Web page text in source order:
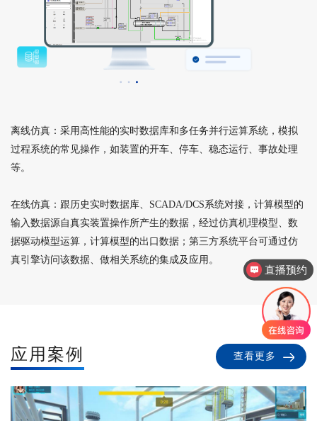
离线仿真：采用高性能的实时数据库和多任务并行运算系统，模拟
过程系统的常见操作，如装置的开车、停车、稳态运行、事故处理
等。
在线仿真：跟历史实时数据库、SCADA/DCS系统对接，计算模型的
输入数据源自真实装置操作所产生的数据，经过仿真机理模型、数
据驱动模型运算，计算模型的出口数据；第三方系统平台可通过仿
真引擎访问该数据、做相关系统的集成及应用。
应用案例 查看更多
直播预约